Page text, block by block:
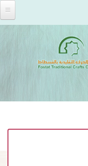
Skip to main content